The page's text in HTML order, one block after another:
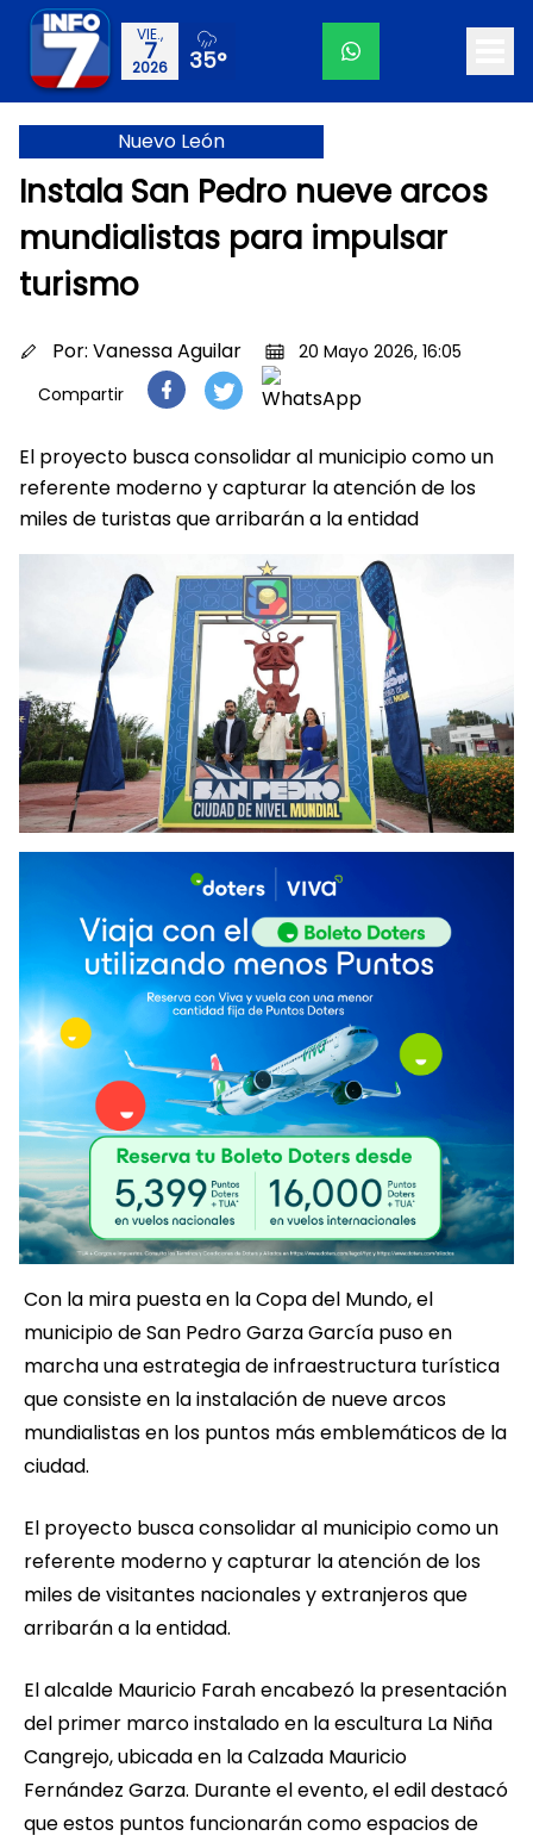
VIE.,
7
2026 35°
Nuevo León
Instala San Pedro nueve arcos
mundialistas para impulsar
turismo
Por: Vanessa Aguilar
20 Mayo 2026, 16:05
Compartir
El proyecto busca consolidar al municipio como un
referente moderno y capturar la atención de los
miles de turistas que arribarán a la entidad
Con la mira puesta en la Copa del Mundo, el
municipio de San Pedro Garza García puso en
marcha una estrategia de infraestructura turística
que consiste en la instalación de nueve arcos
mundialistas en los puntos más emblemáticos de la
ciudad.
El proyecto busca consolidar al municipio como un
referente moderno y capturar la atención de los
miles de visitantes nacionales y extranjeros que
arribarán a la entidad.
El alcalde Mauricio Farah encabezó la presentación
del primer marco instalado en la escultura La Niña
Cangrejo, ubicada en la Calzada Mauricio
Fernández Garza. Durante el evento, el edil destacó
que estos puntos funcionarán como espacios de